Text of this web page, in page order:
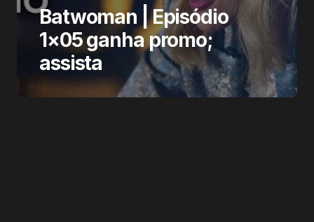
Batwoman | Episódio
1×05 ganha promo;
assista